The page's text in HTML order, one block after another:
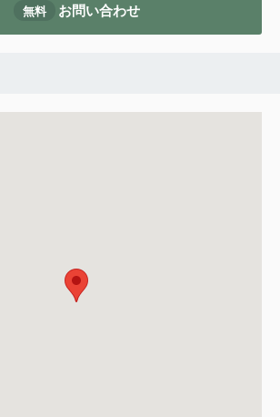
無料 お問い合わせ